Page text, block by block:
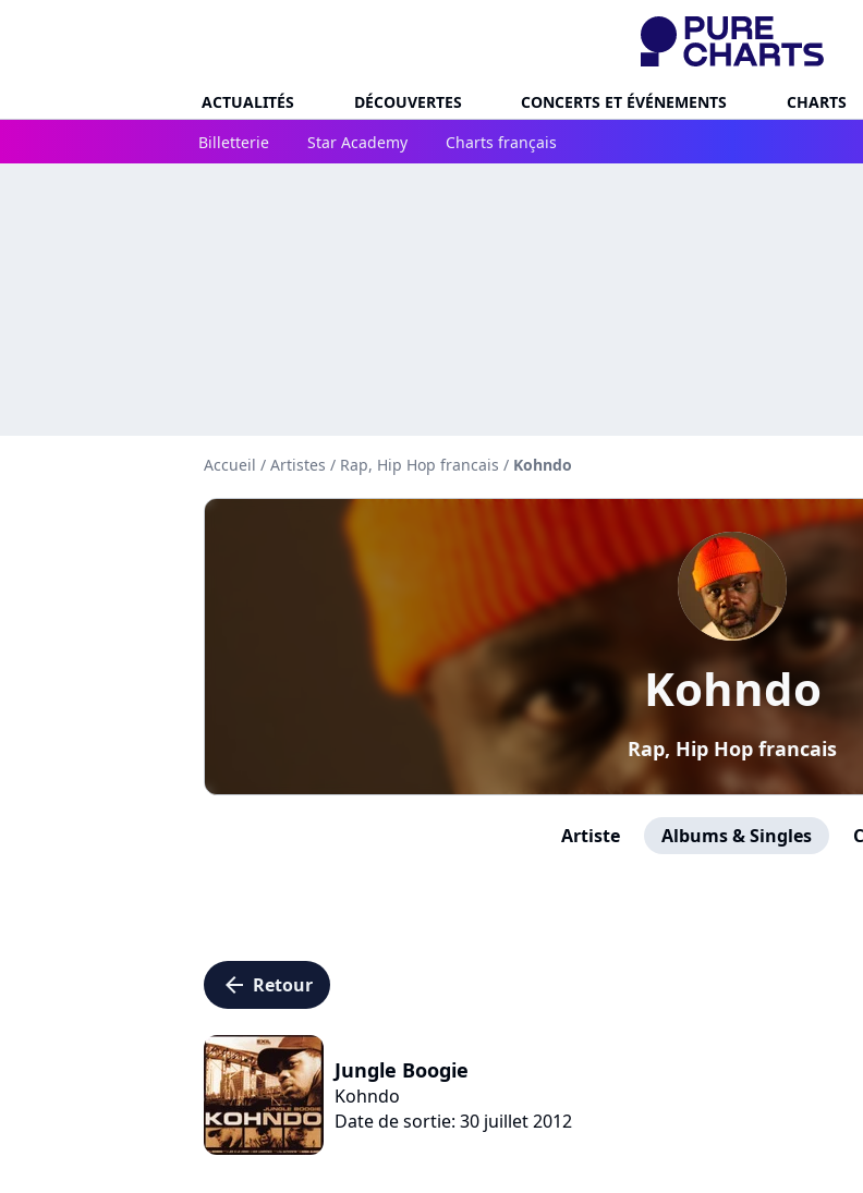
ACTUALITÉS DÉCOUVERTES CONCERTS ET ÉVÉNEMENTS CHARTS
Billetterie
Star Academy Charts français
Accueil / Artistes / Rap, Hip Hop francais / Kohndo
Kohndo
Rap, Hip Hop francais
Artiste Albums & Singles
arrow_left Retour
Jungle Boogie
Kohndo
Date de sortie: 30 juillet 2012